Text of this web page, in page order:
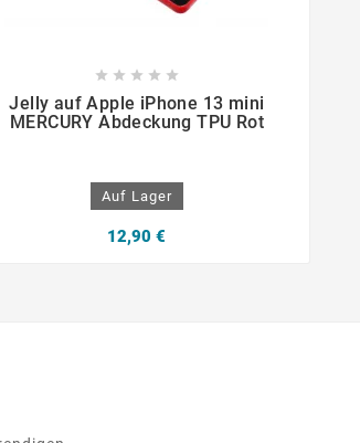
    
Jelly auf Apple iPhone 13 mini
MERCURY Abdeckung TPU Rot
Auf Lager
12,90 €